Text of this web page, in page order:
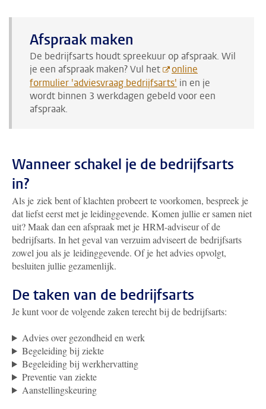
Afspraak maken
De bedrijfsarts houdt spreekuur op afspraak. Wil
je een afspraak maken? Vul het
online
formulier 'adviesvraag bedrijfsarts' in en je
wordt binnen 3 werkdagen gebeld voor een
afspraak.
Wanneer schakel je de bedrijfsarts
in?
Als je ziek bent of klachten probeert te voorkomen, bespreek je
dat liefst eerst met je leidinggevende. Komen jullie er samen niet
uit? Maak dan een afspraak met je HRM-adviseur of de
bedrijfsarts. In het geval van verzuim adviseert de bedrijfsarts
zowel jou als je leidinggevende. Of je het advies opvolgt,
besluiten jullie gezamenlijk.
De taken van de bedrijfsarts
Je kunt voor de volgende zaken terecht bij de bedrijfsarts:
Advies over gezondheid en werk
Begeleiding bij ziekte
Begeleiding bij werkhervatting
Preventie van ziekte
Aanstellingskeuring